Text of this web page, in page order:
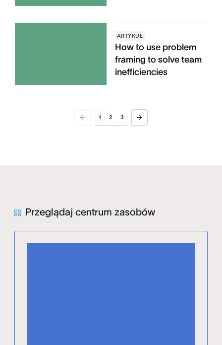
ARTYKUŁ
How to use problem
framing to solve team
inefficiencies
1 2 3
Przeglądaj centrum zasobów